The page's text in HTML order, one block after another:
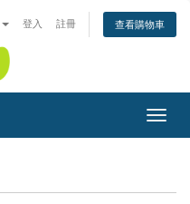
登入 註冊 查看購物車
切換